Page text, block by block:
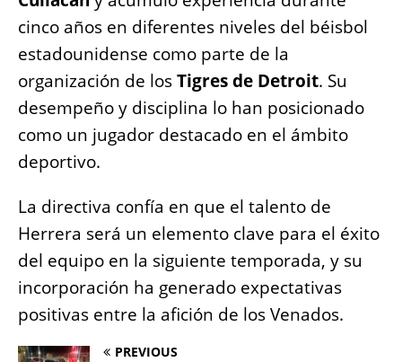
cinco años en diferentes niveles del béisbol
estadounidense como parte de la
organización de losTigres de Detroit. Su
desempeño y disciplina lo han posicionado
como un jugador destacado en el ámbito
deportivo.
La directiva confía en que el talento de
Herrera será un elemento clave para el éxito
del equipo en la siguiente temporada, y su
incorporación ha generado expectativas
positivas entre la afición de los Venados.
PREVIOUS